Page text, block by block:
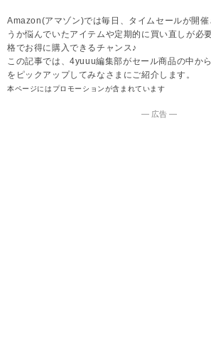
Amazon(アマゾン)では毎日、タイムセールが開
うか悩んでいたアイテムや定期的に買い直しが必
格でお得に購入できるチャンス♪
この記事では、4yuuu編集部がセール商品の中か
をピックアップしてみなさまにご紹介します。
本ページにはプロモーションが含まれています
― 広告 ―